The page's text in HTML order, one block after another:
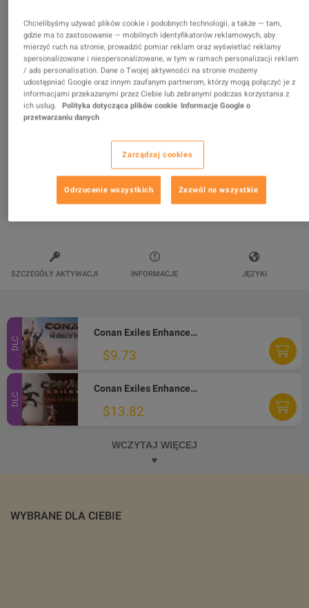
Conan Exiles Enhanced - Riders of Hyboria Pack DLC
PC Steam Altergift
Sprzedawca wildboy
94.36 % ocen z 117224 jest znakomitych !
$13.82
DODAJ DO KOSZYKA
SZCZEGÓŁY AKTYWACJI INFORMACJE JĘZYKI
DLC
Conan Exiles Enhanced - The Riddle of Steel DLC PC Steam Altergift
$9.73
DLC
Conan Exiles Enhanced - Riders of Hyboria Pack DLC PC Steam Altergift
$13.82
WCZYTAJ WIĘCEJ
WYBRANE DLA CIEBIE
Chcielibyśmy używać plików cookie i podobnych technologii, a także — tam,
gdzie ma to zastosowanie — mobilnych identyfikatorów reklamowych, aby
mierzyć ruch na stronie, prowadzić pomiar reklam oraz wyświetlać reklamy
spersonalizowane i niespersonalizowane, w tym w ramach personalizacji reklam
/ ads personalisation. Dane o Twojej aktywności na stronie możemy
udostępniać Google oraz innym zaufanym partnerom, którzy mogą połączyć je z
informacjami przekazanymi przez Ciebie lub zebranymi podczas korzystania z
ich usług.
Polityka dotycząca plików cookie Informacje Google o
przetwarzaniu danych
Zarządzaj cookies
Odrzucenie wszystkich Zezwól na wszystkie